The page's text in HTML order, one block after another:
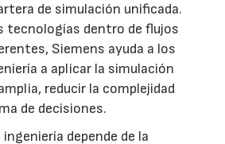
de simulación unificada.
tecnologías dentro de flujos
Siemens ayuda a los
a aplicar la simulación
reducir la complejidad
de decisiones.
depende de la